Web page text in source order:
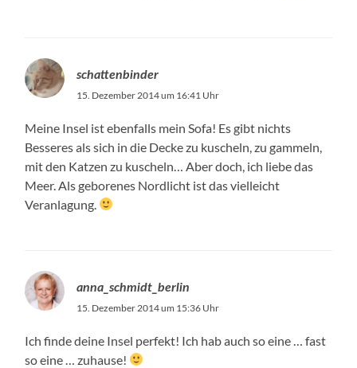
schattenbinder
15. Dezember 2014 um 16:41 Uhr
Meine Insel ist ebenfalls mein Sofa! Es gibt nichts
Besseres als sich in die Decke zu kuscheln, zu gammeln,
mit den Katzen zu kuscheln… Aber doch, ich liebe das
Meer. Als geborenes Nordlicht ist das vielleicht
Veranlagung.
anna_schmidt_berlin
15. Dezember 2014 um 15:36 Uhr
Ich finde deine Insel perfekt! Ich hab auch so eine … fast
so eine … zuhause!